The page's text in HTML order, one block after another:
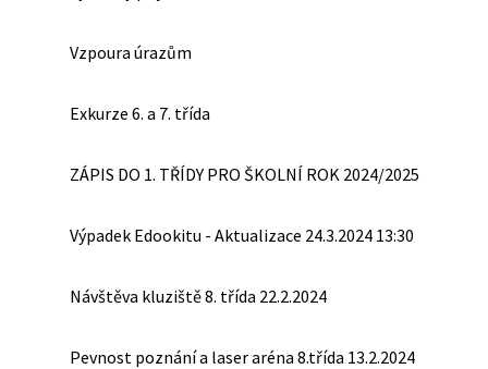
Vzpoura úrazům
Exkurze 6. a 7. třída
ZÁPIS DO 1. TŘÍDY PRO ŠKOLNÍ ROK 2024/2025
Výpadek Edookitu - Aktualizace 24.3.2024 13:30
Návštěva kluziště 8. třída 22.2.2024
Pevnost poznání a laser aréna 8.třída 13.2.2024